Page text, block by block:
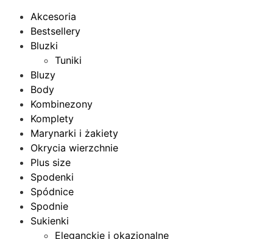
Akcesoria
Bestsellery
Bluzki
Tuniki
Bluzy
Body
Kombinezony
Komplety
Marynarki i żakiety
Okrycia wierzchnie
Plus size
Spodenki
Spódnice
Spodnie
Sukienki
Eleganckie i okazjonalne